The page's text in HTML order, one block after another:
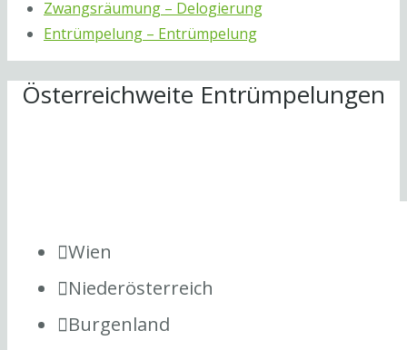
Zwangsräumung – Delogierung
Entrümpelung – Entrümpelung
Österreichweite Entrümpelungen
Wien
Niederösterreich
Burgenland